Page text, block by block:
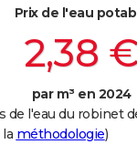
Prix de l'eau
2,38
par m³ en 2024
de l'eau du robinet
méthodologie)